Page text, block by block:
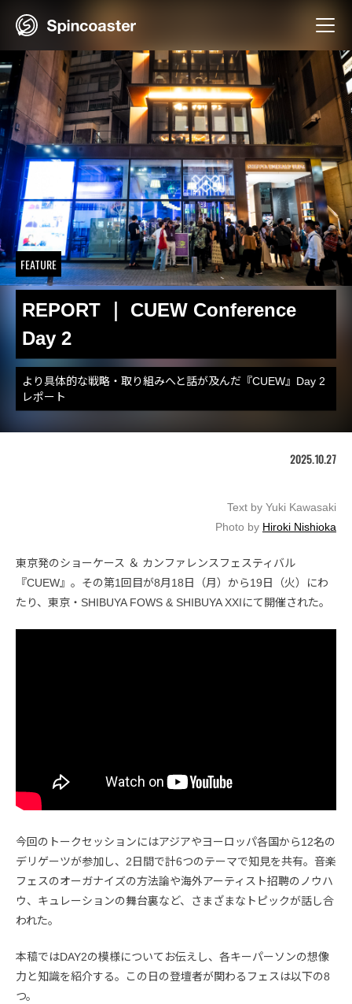
FEATURE
REPORT ｜ CUEW Conference
Day 2
より具体的な戦略・取り組みへと話が及んだ『CUEW』Day 2
レポート
2025.10.27
Text by Yuki Kawasaki
Photo by Hiroki Nishioka
東京発のショーケース ＆ カンファレンスフェスティバル
『CUEW』。その第1回目が8月18日（月）から19日（火）にわ
たり、東京・SHIBUYA FOWS & SHIBUYA XXIにて開催された。
今回のトークセッションにはアジアやヨーロッパ各国から12名の
デリゲーツが参加し、2日間で計6つのテーマで知見を共有。音楽
フェスのオーガナイズの方法論や海外アーティスト招聘のノウハ
ウ、キュレーションの舞台裏など、さまざまなトピックが話し合
われた。
本稿ではDAY2の模様についてお伝えし、各キーパーソンの想像
力と知識を紹介する。この日の登壇者が関わるフェスは以下の8
つ。